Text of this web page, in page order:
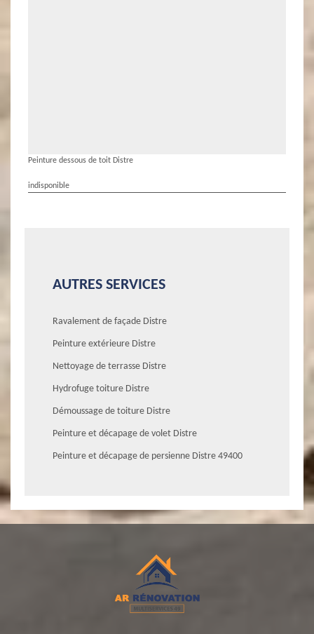
Peinture dessous de toit Distre
indisponible
AUTRES SERVICES
Ravalement de façade Distre
Peinture extérieure Distre
Nettoyage de terrasse Distre
Hydrofuge toiture Distre
Démoussage de toiture Distre
Peinture et décapage de volet Distre
Peinture et décapage de persienne Distre 49400